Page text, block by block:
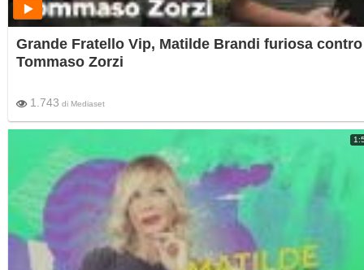
Grande Fratello Vip, Matilde Brandi furiosa contro
Tommaso Zorzi
1.743 di Mediaset